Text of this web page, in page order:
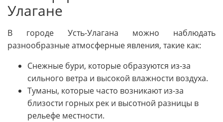
Улагане
В городе Усть-Улагана можно наблюдать
разнообразные атмосферные явления, такие как:
Снежные бури, которые образуются из-за
сильного ветра и высокой влажности воздуха.
Туманы, которые часто возникают из-за
близости горных рек и высотной разницы в
рельефе местности.